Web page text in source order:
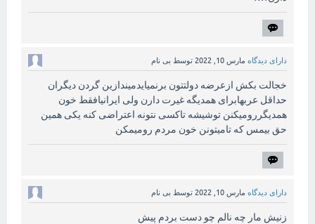
دارای دیدگاه مارس 10, 2022 توسط بی نام
خجالت بکش ازعرضه دولتتون برنمیایدمیندازین گردن دیگران
حداقل عربهابرای همدیگه غیرت دارن ولی ایرانیافقط خون
همدیگررومیکنن توشیشه تاکسی نتونه اعتراضی کنه یکی همین
حق بیمس که تامیتونن خون مردم رومیمکن
دارای دیدگاه مارس 10, 2022 توسط بی نام
زنیش مار چه نالم چو دست بردم پیش